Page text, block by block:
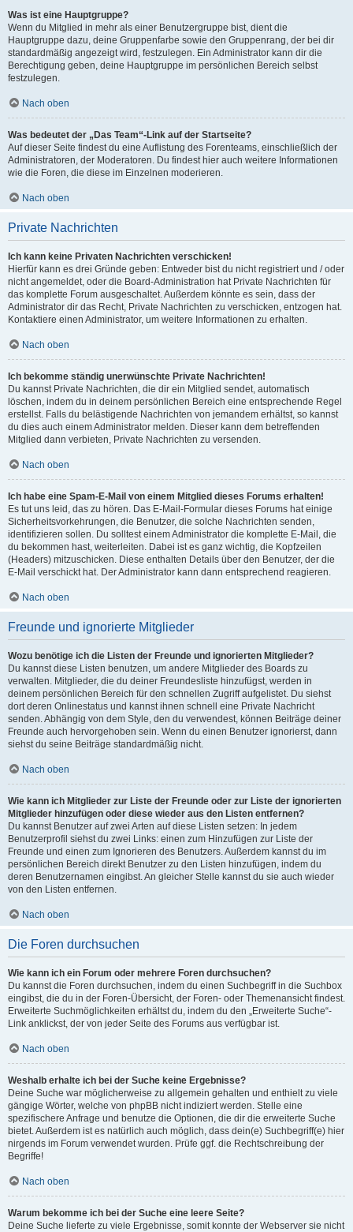
Was ist eine Hauptgruppe?
Wenn du Mitglied in mehr als einer Benutzergruppe bist, dient die
Hauptgruppe dazu, deine Gruppenfarbe sowie den Gruppenrang, der bei dir
standardmäßig angezeigt wird, festzulegen. Ein Administrator kann dir die
Berechtigung geben, deine Hauptgruppe im persönlichen Bereich selbst
festzulegen.
Nach oben
Was bedeutet der „Das Team“-Link auf der Startseite?
Auf dieser Seite findest du eine Auflistung des Forenteams, einschließlich der
Administratoren, der Moderatoren. Du findest hier auch weitere Informationen
wie die Foren, die diese im Einzelnen moderieren.
Nach oben
Private Nachrichten
Ich kann keine Privaten Nachrichten verschicken!
Hierfür kann es drei Gründe geben: Entweder bist du nicht registriert und / oder
nicht angemeldet, oder die Board-Administration hat Private Nachrichten für
das komplette Forum ausgeschaltet. Außerdem könnte es sein, dass der
Administrator dir das Recht, Private Nachrichten zu verschicken, entzogen hat.
Kontaktiere einen Administrator, um weitere Informationen zu erhalten.
Nach oben
Ich bekomme ständig unerwünschte Private Nachrichten!
Du kannst Private Nachrichten, die dir ein Mitglied sendet, automatisch
löschen, indem du in deinem persönlichen Bereich eine entsprechende Regel
erstellst. Falls du belästigende Nachrichten von jemandem erhältst, so kannst
du dies auch einem Administrator melden. Dieser kann dem betreffenden
Mitglied dann verbieten, Private Nachrichten zu versenden.
Nach oben
Ich habe eine Spam-E-Mail von einem Mitglied dieses Forums erhalten!
Es tut uns leid, das zu hören. Das E-Mail-Formular dieses Forums hat einige
Sicherheitsvorkehrungen, die Benutzer, die solche Nachrichten senden,
identifizieren sollen. Du solltest einem Administrator die komplette E-Mail, die
du bekommen hast, weiterleiten. Dabei ist es ganz wichtig, die Kopfzeilen
(Headers) mitzuschicken. Diese enthalten Details über den Benutzer, der die
E-Mail verschickt hat. Der Administrator kann dann entsprechend reagieren.
Nach oben
Freunde und ignorierte Mitglieder
Wozu benötige ich die Listen der Freunde und ignorierten Mitglieder?
Du kannst diese Listen benutzen, um andere Mitglieder des Boards zu
verwalten. Mitglieder, die du deiner Freundesliste hinzufügst, werden in
deinem persönlichen Bereich für den schnellen Zugriff aufgelistet. Du siehst
dort deren Onlinestatus und kannst ihnen schnell eine Private Nachricht
senden. Abhängig von dem Style, den du verwendest, können Beiträge deiner
Freunde auch hervorgehoben sein. Wenn du einen Benutzer ignorierst, dann
siehst du seine Beiträge standardmäßig nicht.
Nach oben
Wie kann ich Mitglieder zur Liste der Freunde oder zur Liste der ignorierten
Mitglieder hinzufügen oder diese wieder aus den Listen entfernen?
Du kannst Benutzer auf zwei Arten auf diese Listen setzen: In jedem
Benutzerprofil siehst du zwei Links: einen zum Hinzufügen zur Liste der
Freunde und einen zum Ignorieren des Benutzers. Außerdem kannst du im
persönlichen Bereich direkt Benutzer zu den Listen hinzufügen, indem du
deren Benutzernamen eingibst. An gleicher Stelle kannst du sie auch wieder
von den Listen entfernen.
Nach oben
Die Foren durchsuchen
Wie kann ich ein Forum oder mehrere Foren durchsuchen?
Du kannst die Foren durchsuchen, indem du einen Suchbegriff in die Suchbox
eingibst, die du in der Foren-Übersicht, der Foren- oder Themenansicht findest.
Erweiterte Suchmöglichkeiten erhältst du, indem du den „Erweiterte Suche“-
Link anklickst, der von jeder Seite des Forums aus verfügbar ist.
Nach oben
Weshalb erhalte ich bei der Suche keine Ergebnisse?
Deine Suche war möglicherweise zu allgemein gehalten und enthielt zu viele
gängige Wörter, welche von phpBB nicht indiziert werden. Stelle eine
spezifischere Anfrage und benutze die Optionen, die dir die erweiterte Suche
bietet. Außerdem ist es natürlich auch möglich, dass dein(e) Suchbegriff(e) hier
nirgends im Forum verwendet wurden. Prüfe ggf. die Rechtschreibung der
Begriffe!
Nach oben
Warum bekomme ich bei der Suche eine leere Seite?
Deine Suche lieferte zu viele Ergebnisse, somit konnte der Webserver sie nicht